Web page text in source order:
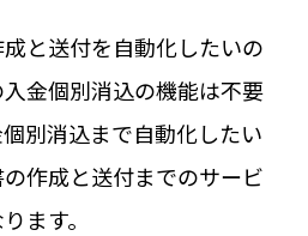
と送付を自動化したいの
金個別消込の機能は不要
別消込まで自動化したい
作成と送付までのサービ
ます。